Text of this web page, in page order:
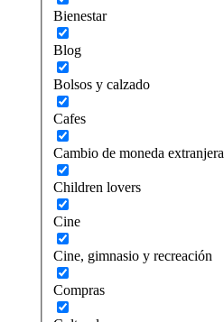
Bienestar
Blog
Bolsos y calzado
Cafes
Cambio de moneda extranjera
Children lovers
Cine
Cine, gimnasio y recreación
Compras